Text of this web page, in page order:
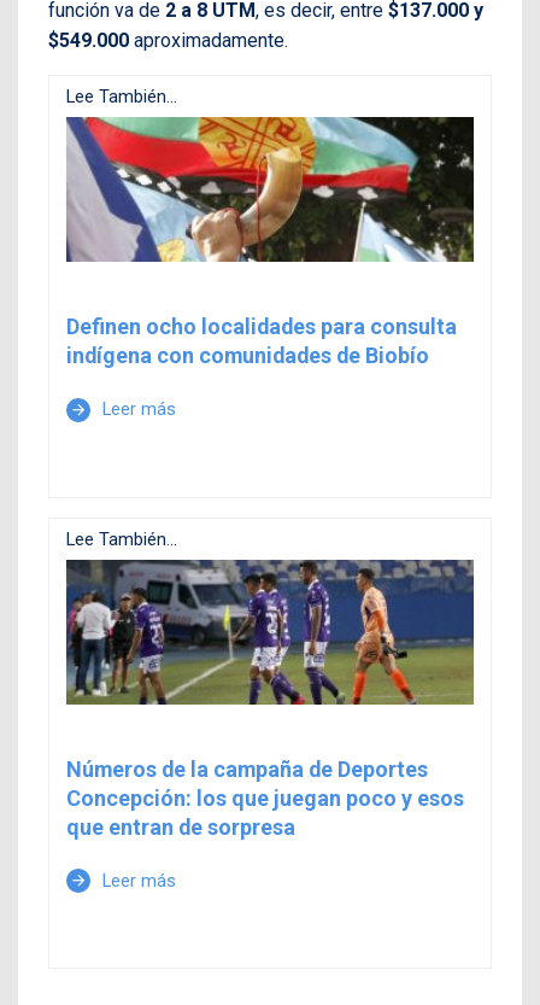
función va de 2 a 8 UTM, es decir, entre $137.000 y
$549.000 aproximadamente.
Lee También...
Definen ocho localidades para consulta
indígena con comunidades de Biobío
arrow_forward Leer más
Lee También...
Números de la campaña de Deportes
Concepción: los que juegan poco y esos
que entran de sorpresa
arrow_forward Leer más